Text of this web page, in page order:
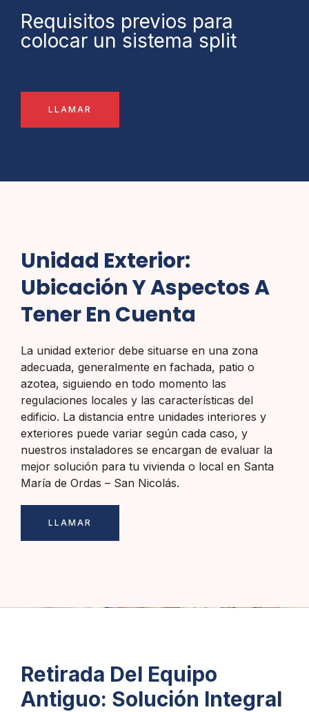
Requisitos previos para
colocar un sistema split
LLAMAR
Unidad Exterior:
Ubicación Y Aspectos A
Tener En Cuenta
La unidad exterior debe situarse en una zona
adecuada, generalmente en fachada, patio o
azotea, siguiendo en todo momento las
regulaciones locales y las características del
edificio. La distancia entre unidades interiores y
exteriores puede variar según cada caso, y
nuestros instaladores se encargan de evaluar la
mejor solución para tu vivienda o local en Santa
María de Ordas – San Nicolás.
LLAMAR
Retirada Del Equipo
Antiguo: Solución Integral